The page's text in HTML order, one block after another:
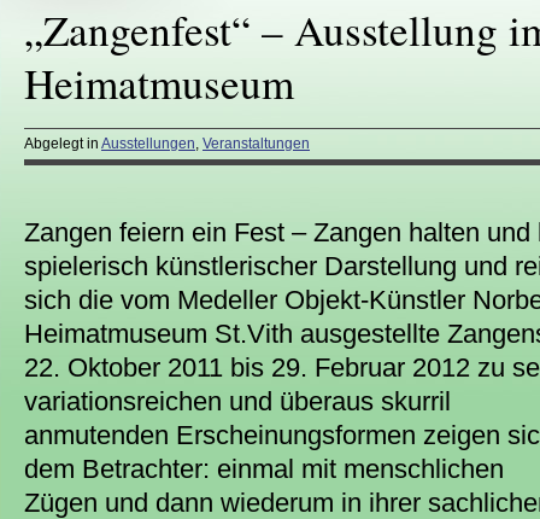
„Zangenfest“ – Ausstellung
Heimatmuseum
Abgelegt in Ausstellungen Veranstaltungen
Zangen feiern ein Fest – Zangen halten
spielerisch künstlerischer Darstellung und
sich die vom Medeller Objekt-Künstler
Heimatmuseum St.Vith ausgestellte
22. Oktober 2011 bis 29. Februar 2012 zu
variationsreichen und überaus skurril
anmutenden Erscheinungsformen zeigen
dem Betrachter: einmal mit menschlichen
Zügen und dann wiederum in ihrer